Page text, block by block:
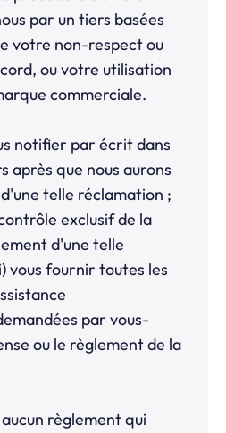
par un tiers basées
votre non-respect ou
ou votre utilisation
commerciale.
notifier par écrit dans
après que nous aurons
telle réclamation ;
exclusif de la
d'une telle
vous fournir toutes les
par vous-
ou le règlement de la
règlement qui